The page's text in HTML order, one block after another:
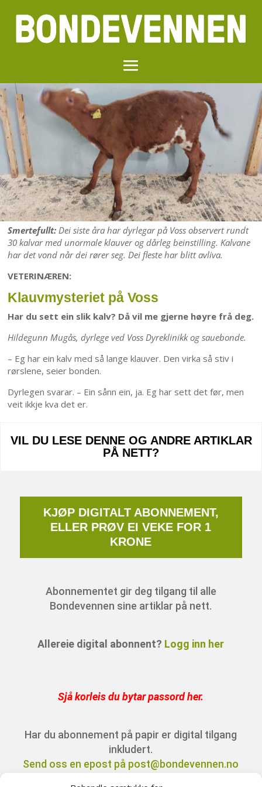
Smertefullt: Dei siste åra har dyrlegar på Voss observert rundt
30 kalvar med unormale klauver og dårleg beinstilling. Kalvane
har det vond når dei rører seg. Dei fleste har blitt avliva.
VETERINÆREN:
Klauvmysteriet på Voss
Har du sett ein slik kalv? Då vil me gjerne høyre frå deg.
Hildegunn Mugås, dyrlege ved Voss Dyreklinikk og sauebonde.
– Eg har ein kalv med så lange klauver. Den virka så stiv i
rørslene, seier bonden.
Dyrlegen svarar. – Ein sånn ein, ja. Eg har sett det før, men
veit ikkje kva det er.
VIL DU LESE DENNE OG ANDRE ARTIKLAR
PÅ NETT?
KJØP DIGITALT ABONNEMENT,
ELLER PRØV EI VEKE FOR 1
KRONE
Abonnementet gir deg tilgang til alle
Bondevennen sine artiklar på nett.
Allereie digital abonnent? Logg inn her
Sjå korleis du bytar passord her.
Har du abonnement på papir er digital tilgang
inkludert.
Send oss en epost på post@bondevennen.no